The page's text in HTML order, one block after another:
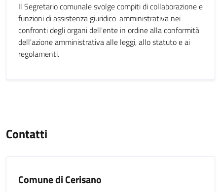
Il Segretario comunale svolge compiti di collaborazione e
funzioni di assistenza giuridico-amministrativa nei
confronti degli organi dell'ente in ordine alla conformità
dell'azione amministrativa alle leggi, allo statuto e ai
regolamenti.
Contatti
Comune di Cerisano